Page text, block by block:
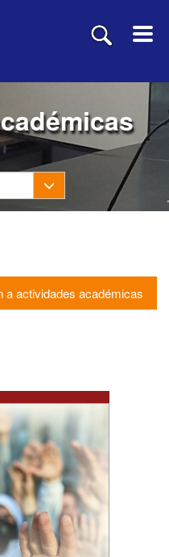
Toggle Dropdown
a actividades académicas